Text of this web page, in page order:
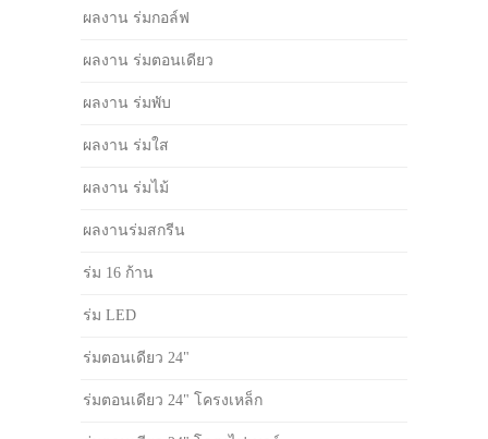
ผลงาน ร่มกอล์ฟ
ผลงาน ร่มตอนเดียว
ผลงาน ร่มพับ
ผลงาน ร่มใส
ผลงาน ร่มไม้
ผลงานร่มสกรีน
ร่ม 16 ก้าน
ร่ม LED
ร่มตอนเดียว 24"
ร่มตอนเดียว 24" โครงเหล็ก